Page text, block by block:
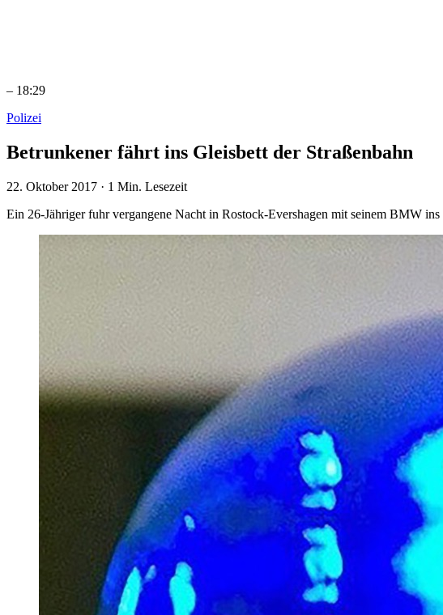
– 18:29
Polizei
Betrunkener fährt ins Gleisbett der Straßenbahn
22. Oktober 2017 · 1 Min. Lesezeit
Ein 26-Jähriger fuhr vergangene Nacht in Rostock-Evershagen mit seinem BMW